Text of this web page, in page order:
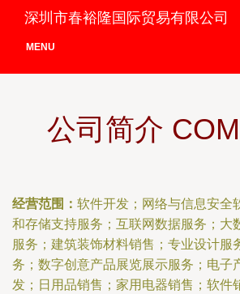
深圳市春裕隆国际贸易有限公司
MENU
公司简介
经营范围： 软件开发；网络与信息安全
和存储支持服务；互联网数据服务；大
服务；建筑装饰材料销售；专业设计服
务；数字创意产品展览展示服务；电子
发；日用品销售；家用电器销售；软件